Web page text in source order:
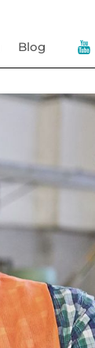
Blog